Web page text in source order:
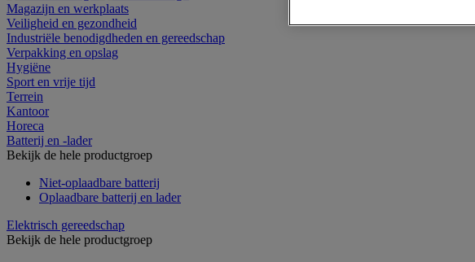
Magazijn en werkplaats
Veiligheid en gezondheid
Industriële benodigdheden en gereedschap
Verpakking en opslag
Hygiëne
Sport en vrije tijd
Terrein
Kantoor
Horeca
Batterij en -lader
Bekijk de hele productgroep
Niet-oplaadbare batterij
Oplaadbare batterij en lader
Elektrisch gereedschap
Bekijk de hele productgroep